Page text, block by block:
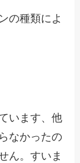
の種類によ
います、他
なかったの
ん。すいま